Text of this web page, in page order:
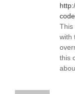
This
with
this